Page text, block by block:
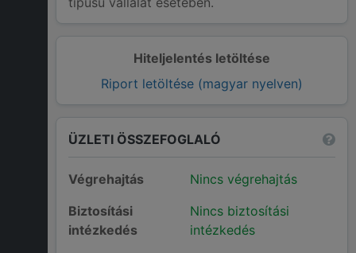
Hiteljelentés letöltése
Riport letöltése (magyar nyelven)
ÜZLETI ÖSSZEFOGLALÓ
Végrehajtás
Nincs végrehajtás
Biztosítási
intézkedés
Nincs biztosítási
intézkedés